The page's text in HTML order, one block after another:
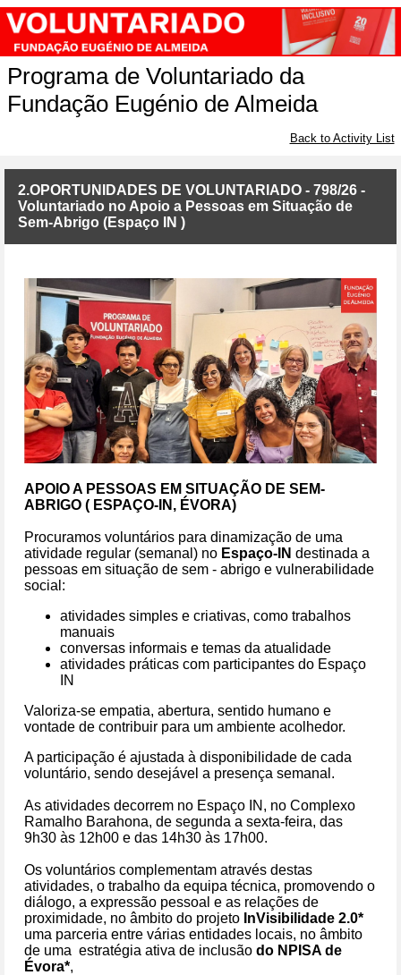
Programa de Voluntariado da
Fundação Eugénio de Almeida
Back to Activity List
2.OPORTUNIDADES DE VOLUNTARIADO - 798/26 -
Voluntariado no Apoio a Pessoas em Situação de
Sem-Abrigo (Espaço IN )
APOIO A PESSOAS EM SITUAÇÃO DE SEM-
ABRIGO ( ESPAÇO-IN, ÉVORA)
Procuramos voluntários para dinamização de uma
atividade regular (semanal) no Espaço-IN destinada a
pessoas em situação de sem - abrigo e vulnerabilidade
social :
atividades simples e criativas, como trabalhos
manuais
conversas informais e temas da atualidade
atividades práticas com participantes do Espaço
IN
Valoriza‑se empatia, abertura, sentido humano e
vontade de contribuir para um ambiente acolhedor.
A participação é ajustada à disponibilidade de cada
voluntário, sendo desejável a presença semanal.
As atividades decorrem no Espaço IN, no Complexo
Ramalho Barahona, de segunda a sexta-feira, das
9h30 às 12h00 e das 14h30 às 17h00.
Os voluntários complementam através destas
atividades, o trabalho da equipa técnica, promovendo o
diálogo, a expressão pessoal e as relações de
proximidade, no âmbito do projeto InVisibilidade 2.0*
uma parceria entre várias entidades locais, no âmbito
de uma estratégia ativa de inclusão do NPISA de
Évora*,